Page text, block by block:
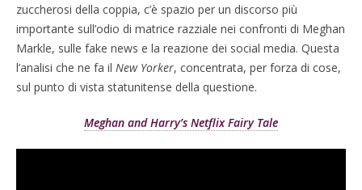
zuccherosi della coppia, c’è spazio per un discorso più
importante sull’odio di matrice razziale nei confronti di Meghan
Markle, sulle fake news e la reazione dei social media. Questa
l’analisi che ne fa il New Yorker, concentrata, per forza di cose,
sul punto di vista statunitense della questione.
Meghan and Harry’s Netflix Fairy Tale